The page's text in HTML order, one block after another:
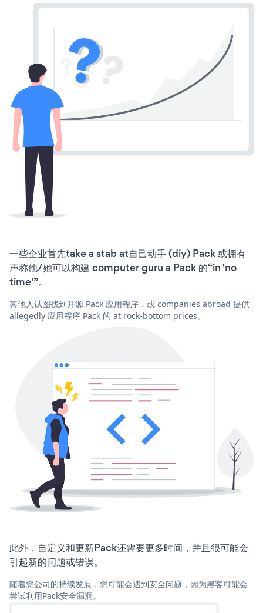
一些企业首先take a stab at自己动手 (diy) Pack 或拥有
声称他/她可以构建 computer guru a Pack 的“in 'no
time'”。
其他人试图找到开源 Pack 应用程序，或 companies abroad 提供
allegedly 应用程序 Pack 的 at rock-bottom prices。
此外，自定义和更新Pack还需要更多时间，并且很可能会
引起新的问题或错误。
随着您公司的持续发展，您可能会遇到安全问题，因为黑客可能会
尝试利用Pack安全漏洞。